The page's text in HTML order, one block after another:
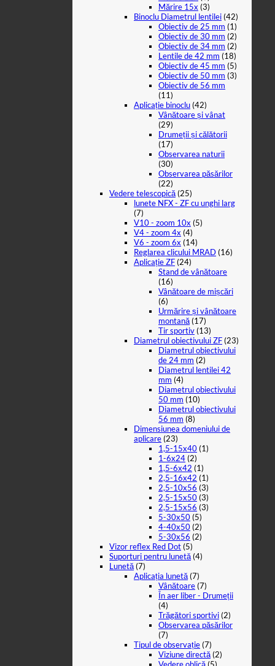
Mărire 15x (3)
Binoclu Diametrul lentilei(42)
Obiectiv de 25 mm (1)
Obiectiv de 30 mm (2)
Obiectiv de 34 mm (2)
Lentile de 42 mm (18)
Obiectiv de 45 mm (5)
Obiectiv de 50 mm (3)
Obiectiv de 56 mm
(11)
Aplicație binoclu(42)
Vânătoare și vânat
(29)
Drumeții și călătorii
(17)
Observarea naturii
(30)
Observarea păsărilor
(22)
Vedere telescopică(25)
lunete NFX - ZF cu unghi larg
(7)
V10 - zoom 10x (5)
V4 - zoom 4x (4)
V6 - zoom 6x (14)
Reglarea clicului MRAD(16)
Aplicație ZF(24)
Stand de vânătoare
(16)
Vânătoare de mișcări
(6)
Urmărire și vânătoare
montană(17)
Tir sportiv(13)
Diametrul obiectivului ZF(23)
Diametrul obiectivului
de 24 mm (2)
Diametrul lentilei 42
mm (4)
Diametrul obiectivului
50 mm (10)
Diametrul obiectivului
56 mm (8)
Dimensiunea domeniului de
aplicare(23)
1,5-15x40(1)
1-6x24(2)
1,5-6x42 (1)
2,5-16x42 (1)
2,5-10x56 (3)
2,5-15x50(3)
2,5-15x56 (3)
5-30x50(5)
4-40x50(2)
5-30x56 (2)
Vizor reflex Red Dot(5)
Suporturi pentru lunetă(4)
Lunetă(7)
Aplicația lunetă(7)
Vânătoare(7)
În aer liber - Drumeții
(4)
Trăgători sportivi(2)
Observarea păsărilor
(7)
Tipul de observație(7)
Viziune directă(2)